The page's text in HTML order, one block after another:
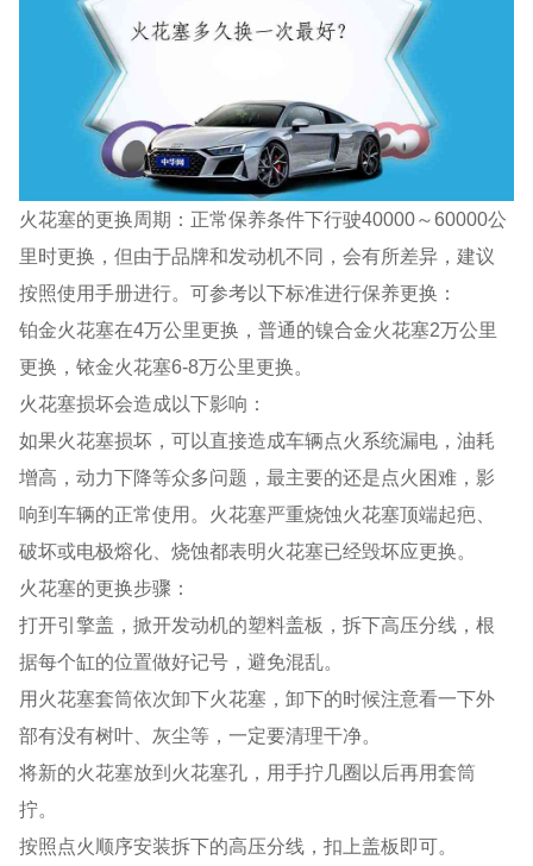
火花塞的更换周期：正常保养条件下行驶40000～60000公
里时更换，但由于品牌和发动机不同，会有所差异，建议
按照使用手册进行。可参考以下标准进行保养更换：
铂金火花塞在4万公里更换，普通的镍合金火花塞2万公里
更换，铱金火花塞6-8万公里更换。
火花塞损坏会造成以下影响：
如果火花塞损坏，可以直接造成车辆点火系统漏电，油耗
增高，动力下降等众多问题，最主要的还是点火困难，影
响到车辆的正常使用。火花塞严重烧蚀火花塞顶端起疤、
破坏或电极熔化、烧蚀都表明火花塞已经毁坏应更换。
火花塞的更换步骤：
打开引擎盖，掀开发动机的塑料盖板，拆下高压分线，根
据每个缸的位置做好记号，避免混乱。
用火花塞套筒依次卸下火花塞，卸下的时候注意看一下外
部有没有树叶、灰尘等，一定要清理干净。
将新的火花塞放到火花塞孔，用手拧几圈以后再用套筒
拧。
按照点火顺序安装拆下的高压分线，扣上盖板即可。